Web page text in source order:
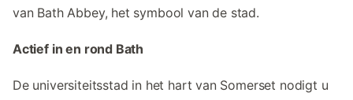
van Bath Abbey, het symbool van de stad.
Actief in en rond Bath
De universiteitsstad in het hart van Somerset nodigt u